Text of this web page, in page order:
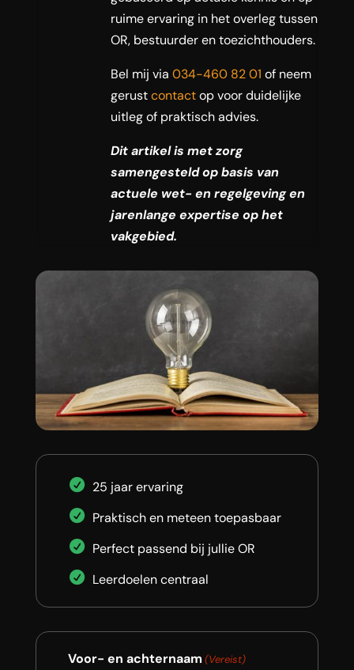
ruime ervaring in het overleg tussen
OR, bestuurder en toezichthouders.
Bel mij via 034-460 82 01 of neem
gerustcontactop voor duidelijke
uitleg of praktisch advies.
Dit artikel is met zorg
samengesteld op basis van
actuele wet- en regelgeving en
jarenlange expertise op het
vakgebied.
25 jaar ervaring
Praktisch en meteen toepasbaar
Perfect passend bij jullie OR
Leerdoelen centraal
Voor- en achternaam (Vereist)